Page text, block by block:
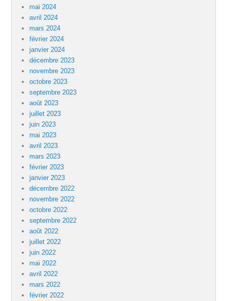
mai 2024
avril 2024
mars 2024
février 2024
janvier 2024
décembre 2023
novembre 2023
octobre 2023
septembre 2023
août 2023
juillet 2023
juin 2023
mai 2023
avril 2023
mars 2023
février 2023
janvier 2023
décembre 2022
novembre 2022
octobre 2022
septembre 2022
août 2022
juillet 2022
juin 2022
mai 2022
avril 2022
mars 2022
février 2022